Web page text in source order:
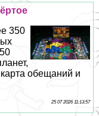
350
обещаний и
25 07 2026 11:13:57